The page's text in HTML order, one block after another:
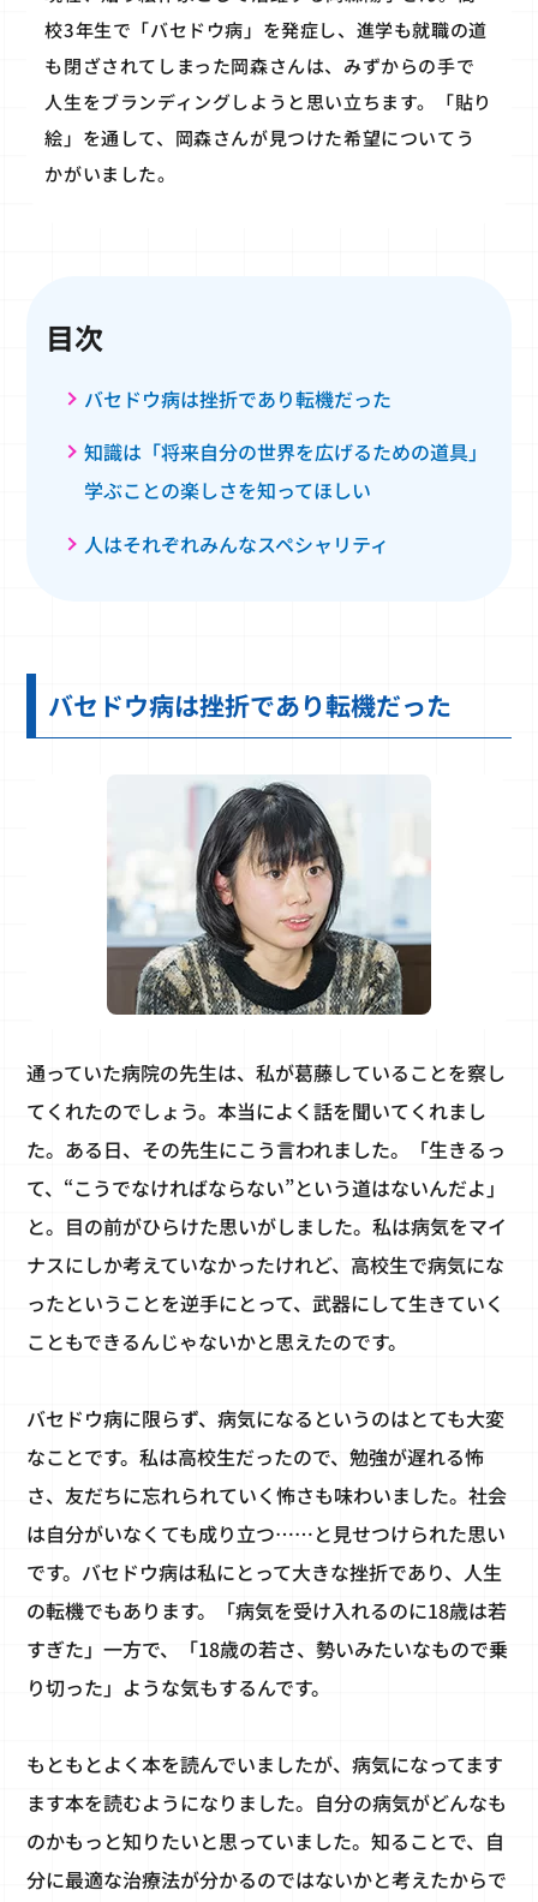
校3年生で「バセドウ病」を発症し、進学も就職の道
も閉ざされてしまった岡森さんは、みずからの手で
人生をブランディングしようと思い立ちます。「貼り
絵」を通して、岡森さんが見つけた希望についてう
かがいました。
目次
バセドウ病は挫折であり転機だった
知識は「将来自分の世界を広げるための道具」
学ぶことの楽しさを知ってほしい
人はそれぞれみんなスペシャリティ
バセドウ病は挫折であり転機だった
通っていた病院の先生は、私が葛藤していることを察し
てくれたのでしょう。本当によく話を聞いてくれまし
た。ある日、その先生にこう言われました。「生きるっ
て、“こうでなければならない”という道はないんだよ」
と。目の前がひらけた思いがしました。私は病気をマイ
ナスにしか考えていなかったけれど、高校生で病気にな
ったということを逆手にとって、武器にして生きていく
こともできるんじゃないかと思えたのです。
バセドウ病に限らず、病気になるというのはとても大変
なことです。私は高校生だったので、勉強が遅れる怖
さ、友だちに忘れられていく怖さも味わいました。社会
は自分がいなくても成り立つ……と見せつけられた思い
です。バセドウ病は私にとって大きな挫折であり、人生
の転機でもあります。「病気を受け入れるのに18歳は若
すぎた」一方で、「18歳の若さ、勢いみたいなもので乗
り切った」ような気もするんです。
もともとよく本を読んでいましたが、病気になってます
ます本を読むようになりました。自分の病気がどんなも
のかもっと知りたいと思っていました。知ることで、自
分に最適な治療法が分かるのではないかと考えたからで